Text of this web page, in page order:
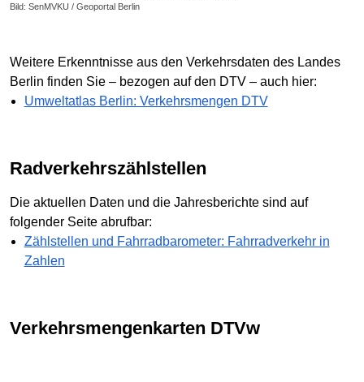
Bild: SenMVKU / Geoportal Berlin
Weitere Erkenntnisse aus den Verkehrsdaten des Landes
Berlin finden Sie – bezogen auf den DTV – auch hier:
Umweltatlas Berlin: Verkehrsmengen DTV
Radverkehrs­zählstellen
Die aktuellen Daten und die Jahresberichte sind auf
folgender Seite abrufbar:
Zählstellen und Fahrradbarometer: Fahrradverkehr in
Zahlen
Verkehrsmengenkarten DTVw